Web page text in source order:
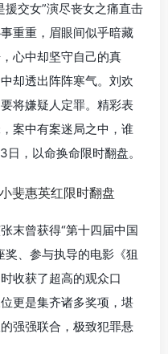
交女”演尽丧女之痛直击
重重，眉眼间似乎暗藏
心中却坚守自己的真
却透出阵阵寒气。刘欢
将嫌疑人定罪。精彩表
案中有案迷局之中，谁
，以命换命限时翻盘。
末曾获得“第十四届中国
、参与执导的电影《狙
收获了超高的观众口
更是集齐诸多奖项，堪
强强联合，极致犯罪悬